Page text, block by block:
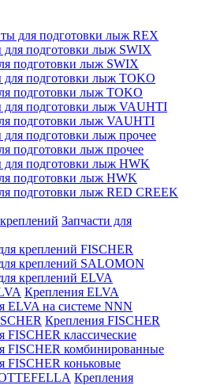
для подготовки лыж REX
подготовки лыж SWIX
подготовки лыж TOKO
подготовки лыж VAUHTI
подготовки лыж прочее
подготовки лыж HWK
подготовки лыж RED CREEK
Запчасти для
креплений FISCHER
креплений SALOMON
креплений ELVA
Крепления ELVA
ELVA на системе NNN
Крепления FISCHER
FISCHER классические
FISCHER комбинированные
FISCHER коньковые
Крепления